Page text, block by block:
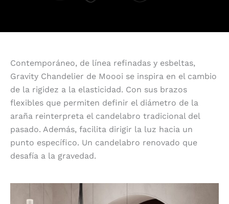
Contemporáneo, de línea refinadas y esbeltas,
Gravity Chandelier de Moooi se inspira en el cambio
de la rigidez a la elasticidad. Con sus brazos
flexibles que permiten definir el diámetro de la
araña reinterpreta el candelabro tradicional del
pasado. Además, facilita dirigir la luz hacia un
punto específico. Un candelabro renovado que
desafía a la gravedad.